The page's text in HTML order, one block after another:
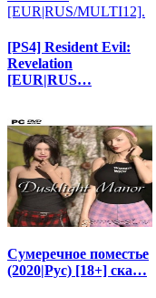
[PS4] Resident Evil:
Revelation
[EUR|RUS…
Сумеречное поместье
(2020|Рус) [18+] ска…